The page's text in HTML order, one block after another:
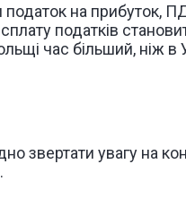
податокна прибуток,
податків
час більший, ніж в
звертати увагу на